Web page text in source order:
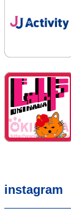
instagram